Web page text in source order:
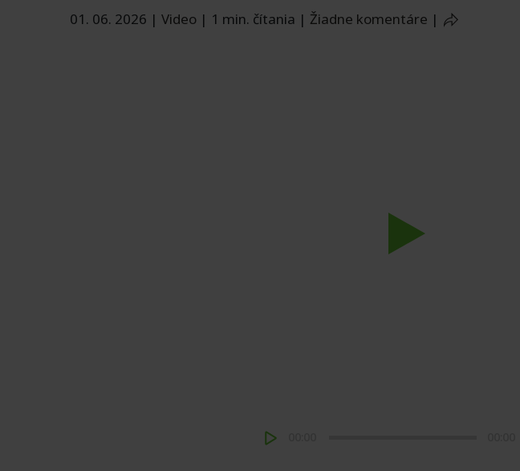
01. 06. 2026 | Video | 1 min. čítania | Žiadne komentáre |